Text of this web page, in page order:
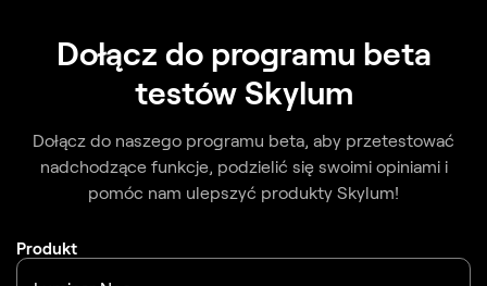
Dołącz do programu beta
testów Skylum
Dołącz do naszego programu beta, aby przetestować
nadchodzące funkcje, podzielić się swoimi opiniami i
pomóc nam ulepszyć produkty Skylum!
Produkt